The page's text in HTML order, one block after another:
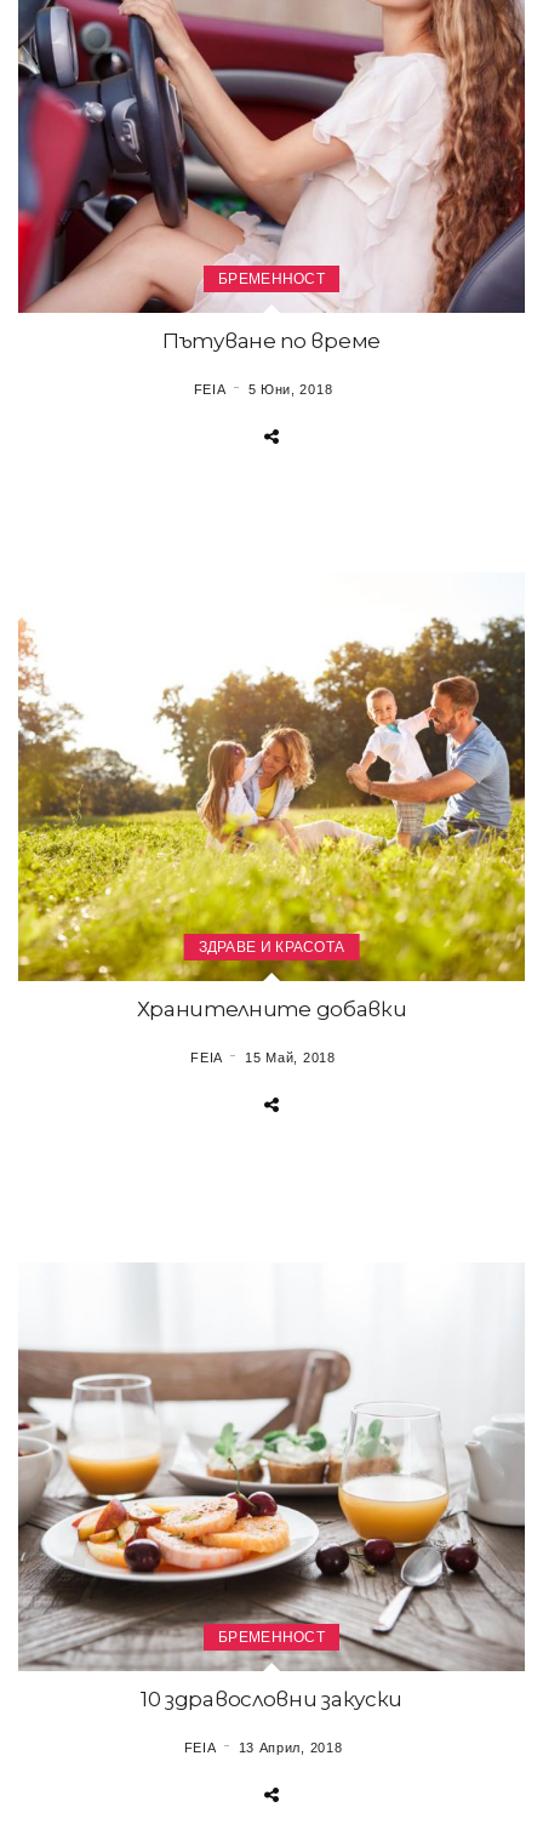
БРЕМЕННОСТ
Пътуване по време
FEIA 5 Юни, 2018
ЗДРАВЕ И КРАСОТА
Хранителните добавки
FEIA 15 Май, 2018
БРЕМЕННОСТ
10 здравословни закуски
FEIA 13 Април, 2018